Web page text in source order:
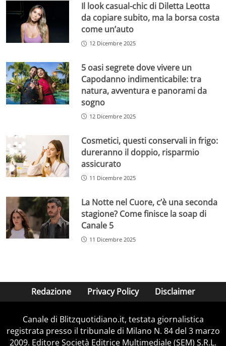
Il look casual-chic di Diletta Leotta
da copiare subito, ma la borsa costa
come un’auto
12 Dicembre 2025
5 oasi segrete dove vivere un
Capodanno indimenticabile: tra
natura, avventura e panorami da
sogno
12 Dicembre 2025
Cosmetici, questi conservali in frigo:
dureranno il doppio, risparmio
assicurato
11 Dicembre 2025
La Notte nel Cuore, c’è una seconda
stagione? Come finisce la soap di
Canale 5
11 Dicembre 2025
Redazione Privacy Policy Disclaimer
Canale di Blitzquotidiano.it, testata giornalistica
registrata presso il tribunale di Milano N. 84 del 3 marzo
2009. Editore Società Editrice Multimediale (SEM) S.R.L.